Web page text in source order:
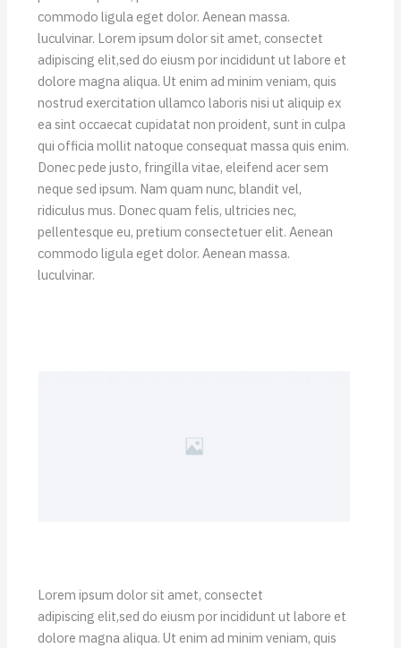
commodo ligula eget dolor. Aenean massa.
luculvinar. Lorem ipsum dolor sit amet, consectet
adipiscing elit,sed do eiusm por incididunt ut labore et
dolore magna aliqua. Ut enim ad minim veniam, quis
nostrud exercitation ullamco laboris nisi ut aliquip ex
ea sint occaecat cupidatat non proident, sunt in culpa
qui officia mollit natoque consequat massa quis enim.
Donec pede justo, fringilla vitae, eleifend acer sem
neque sed ipsum. Nam quam nunc, blandit vel,
ridiculus mus. Donec quam felis, ultricies nec,
pellentesque eu, pretium consectetuer elit. Aenean
commodo ligula eget dolor. Aenean massa.
luculvinar.
Lorem ipsum dolor sit amet, consectet
adipiscing elit,sed do eiusm por incididunt ut labore et
dolore magna aliqua. Ut enim ad minim veniam, quis